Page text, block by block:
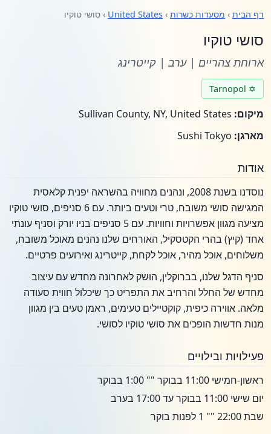
דף הבית › מסעדות כשרות ›
United States › סושי טוקיו
סושי טוקיו
ארוחת צהריים | ערב | קייטרינג
✡ Tarnopol
מיקום:
מארגן:
אודות
נוסדנו בשנת 2008, ונהנים מחוויה בהשראה יפנית קלאסית
המגישה סושי משובח, טרי וטעים ביותר. עם 6 סניפים, סושי טוקיו
מציעה מגוון אפשרויות וחוויות. עם 5 סניפים בניו יורק וסניף עונתי
אחד (קיץ) בהרי הקטסקיל, האורחים שלנו נהנים מאוכל משובח,
משלוחים, אוכל מהיר, אוכל לקחת, קייטרינג ואירועים פרטיים.
סניף הדגל שלנו, בברוקלין, הושק לאחרונה מחדש עם עיצוב
מחדש של החלל והרחיב את התפריט כך שיכלול חווית סעודה
מלאה. אווירה כיפית, קוקטיילים טעימים, ראמן טעים בין מגוון
מנות חדשות הופכים את סושי טוקיו לסושי.
פעילויות ובילויים
ראשון-חמישי 11:00 בבוקר "" 1:00 בבוקר
יום שישי 11:00 בבוקר עד 17:00 בערב
שבת 22:00 "" 1 לפנות בוקר